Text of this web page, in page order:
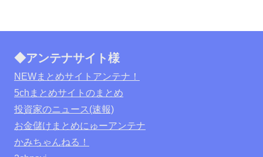
◆アンテナサイト様
NEWまとめサイトアンテナ！
5chまとめサイトのまとめ
投資家のニュース(速報)
お金儲けまとめにゅーアンテナ
かみちゃんねる！